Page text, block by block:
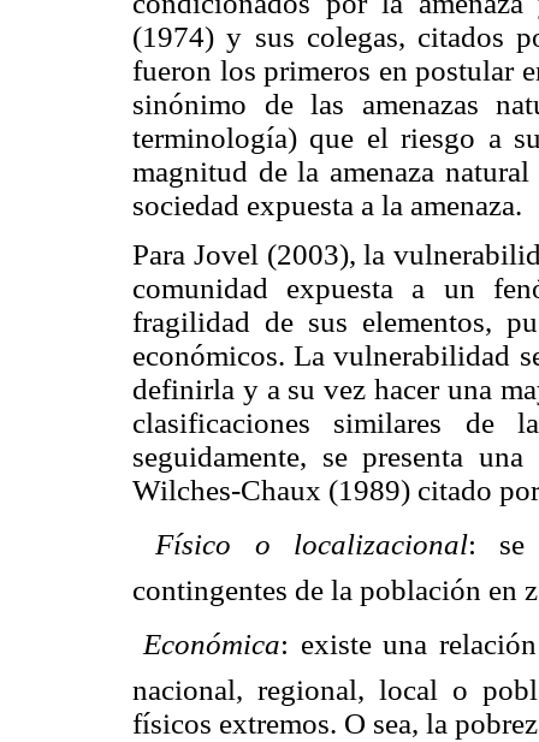
(1974) y sus colegas, citados
fueron los primeros en postular
sinónimo de las amenazas
terminología) que el riesgo a
magnitud de la amenaza
sociedad expuesta a la amenaza.
Para Jovel (2003), la
comunidad expuesta a un
fragilidad de sus elementos,
económicos. La vulnerabilidad
definirla y a su vez hacer una
clasificaciones similares de
seguidamente, se presenta
Wilches-Chaux (1989) citado
Físico o localizacional: se
contingentes de la población en
Económica: existe una
nacional, regional, local o
físicos extremos. O sea, la